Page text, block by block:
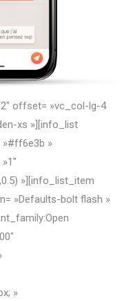
offset= »vc_col-lg-4
xs »][info_list
»#ff6e3b »
»][info_list_item
»Defaults-bolt flash »
»